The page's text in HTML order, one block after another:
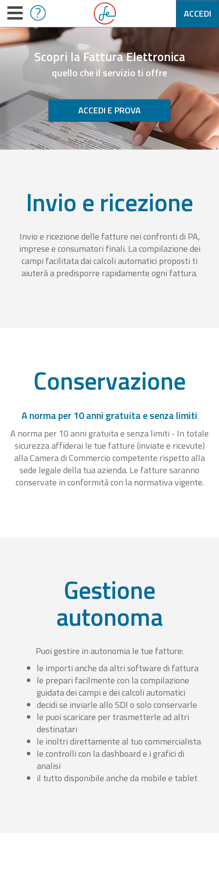
ACCEDI
Scopri la Fattura Elettronica
quello che il servizio ti offre
ACCEDI E PROVA
Invio e ricezione
Invio e ricezione delle fatture nei confronti di PA,
imprese e consumatori finali. La compilazione dei
campi facilitata dai calcoli automatici proposti ti
aiuterà a predisporre rapidamente ogni fattura.
Conservazione
A norma per 10 anni gratuita e senza limiti
A norma per 10 anni gratuita e senza limiti - In totale
sicurezza affiderai le tue fatture (inviate e ricevute)
alla Camera di Commercio competente rispetto alla
sede legale della tua azienda. Le fatture saranno
conservate in conformità con la normativa vigente.
Gestione
autonoma
Puoi gestire in autonomia le tue fatture:
le importi anche da altri software di fattura
le prepari facilmente con la compilazione
guidata dei campi e dei calcoli automatici
decidi se inviarle allo SDI o solo conservarle
le puoi scaricare per trasmetterle ad altri
destinatari
le inoltri direttamente al tuo commercialista
le controlli con la dashboard e i grafici di
analisi
il tutto disponibile anche da mobile e tablet